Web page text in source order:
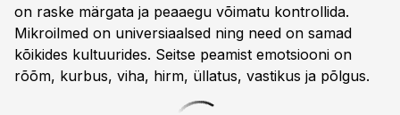
on raske märgata ja peaaegu võimatu kontrollida.
Mikroilmed on universiaalsed ning need on samad
kõikides kultuurides. Seitse peamist emotsiooni on
rõõm, kurbus, viha, hirm, üllatus, vastikus ja põlgus.